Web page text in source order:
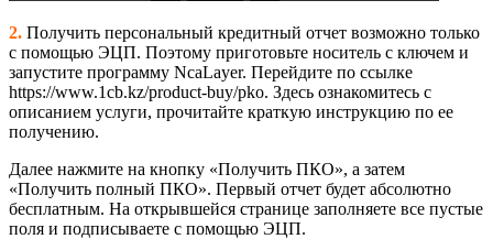
2. Получить персональный кредитный отчет возможно только
с помощью ЭЦП. Поэтому приготовьте носитель с ключем и
запустите программу NcaLayer. Перейдите по ссылке
https://www.1cb.kz/product-buy/pko. Здесь ознакомитесь с
описанием услуги, прочитайте краткую инструкцию по ее
получению.
Далее нажмите на кнопку «Получить ПКО», а затем
«Получить полный ПКО». Первый отчет будет абсолютно
бесплатным. На открывшейся странице заполняете все пустые
поля и подписываете с помощью ЭЦП.